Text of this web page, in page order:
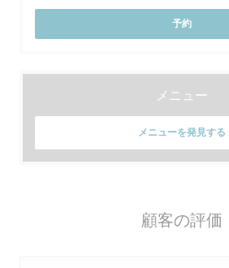
顧客の評価
予約
メニュー
メニューを発見する